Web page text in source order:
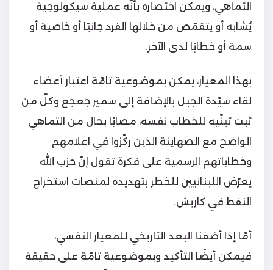
التماهي، ويمكن اختصاره بأنّه عملية سيكولوجية
يُشابه أو يتقمّص من خلالها الفرد جانبًا أو خاصية أو
سمة أو خطابًا لدى الآخر.
بهذا المعيار، يمكن بموضوعية تامّة اعتبار أعضاء
لقاء سيّدة الجبل بالإضافة إلى سمير جعجع وكلّ من
ثبت تبنّيه للخطاب نفسه، مصابًا بحال من التماهي
الواضح مع الصهاينة الذين ركّزوا في اعلامهم
وخطاباتهم الرسمية على فكرة تقول إنّ حزب الله
يعرّض اللبنانيين للخطر بتهديده لمنصات استخراج
النفط في كاريش.
أمّا إذا أضفنا البعد التاريخي للمعيار النفسي،
فيمكن أيضًا التأكيد وبموضوعية تامّة على حقيقة